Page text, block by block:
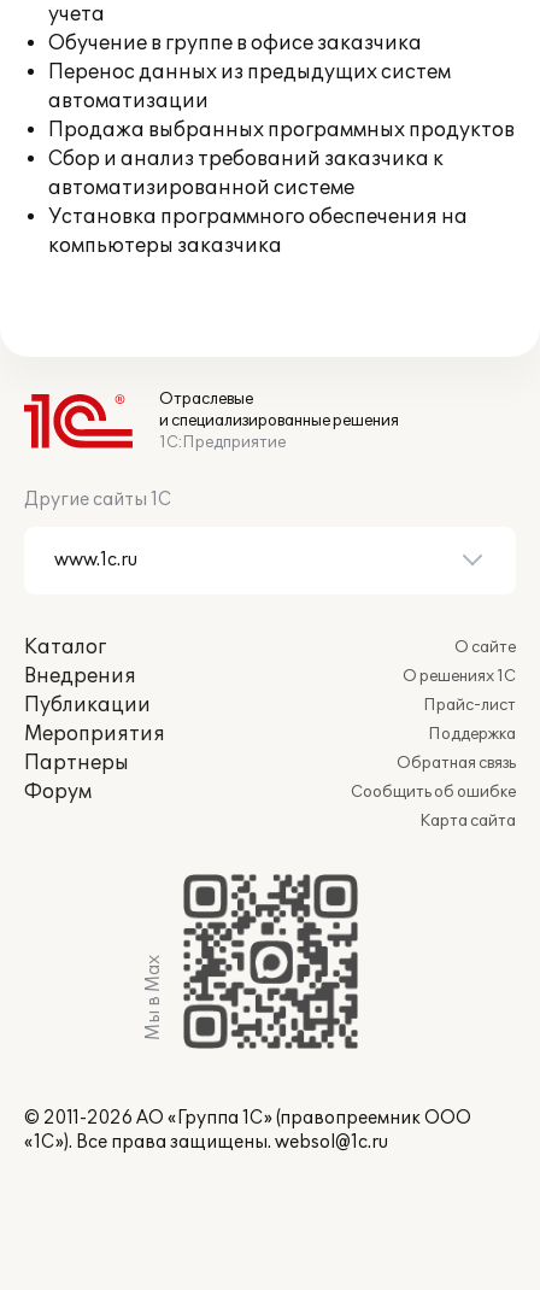
учета
Обучение в группе в офисе заказчика
Перенос данных из предыдущих систем
автоматизации
Продажа выбранных программных продуктов
Сбор и анализ требований заказчика к
автоматизированной системе
Установка программного обеспечения на
компьютеры заказчика
Отраслевые
и специализированные решения
1С:Предприятие
Другие сайты 1С
Каталог
Внедрения
Публикации
Мероприятия
Партнеры
Форум
О сайте
О решениях 1С
Прайс-лист
Поддержка
Обратная связь
Сообщить об ошибке
Карта сайта
Мы в Max
© 2011-2026 АО «Группа 1С» (правопреемник ООО
«1С»). Все права защищены. websol@1c.ru